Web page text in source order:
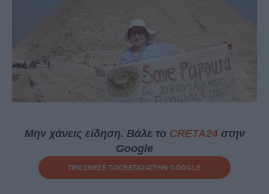
Μην χάνεις είδηση. Βάλε το CRETA24στην
Google
ΠΡΟΣΘΕΣΕ ΤΟCRETA24ΣΤΗΝ GOOGLE